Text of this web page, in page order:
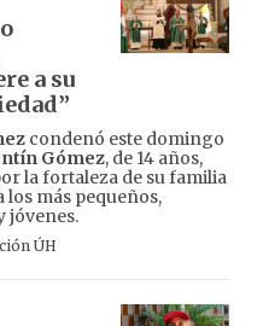
a su
condenó este domingo
Gómez, de 14 años,
la fortaleza de su familia
más pequeños,
jóvenes.
ÚH